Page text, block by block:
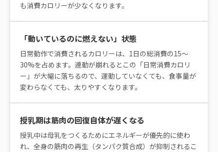
も消費カロリーが少なくなります。
「動いているのに燃えない」状態
日常動作で消費されるカロリーは、1日の総消費の15〜
30%を占めます。連動が崩れるとこの「日常消費カロリ
ー」が大幅に落ちるので、運動していなくても、食事量が
変わらなくても、太りやすくなります。
授乳期は筋肉の回復自体が遅くなる
授乳中は母乳をつくるためにエネルギーが優先的に使わ
れ、全身の筋肉の再生（タンパク質合成）が抑制されるこ